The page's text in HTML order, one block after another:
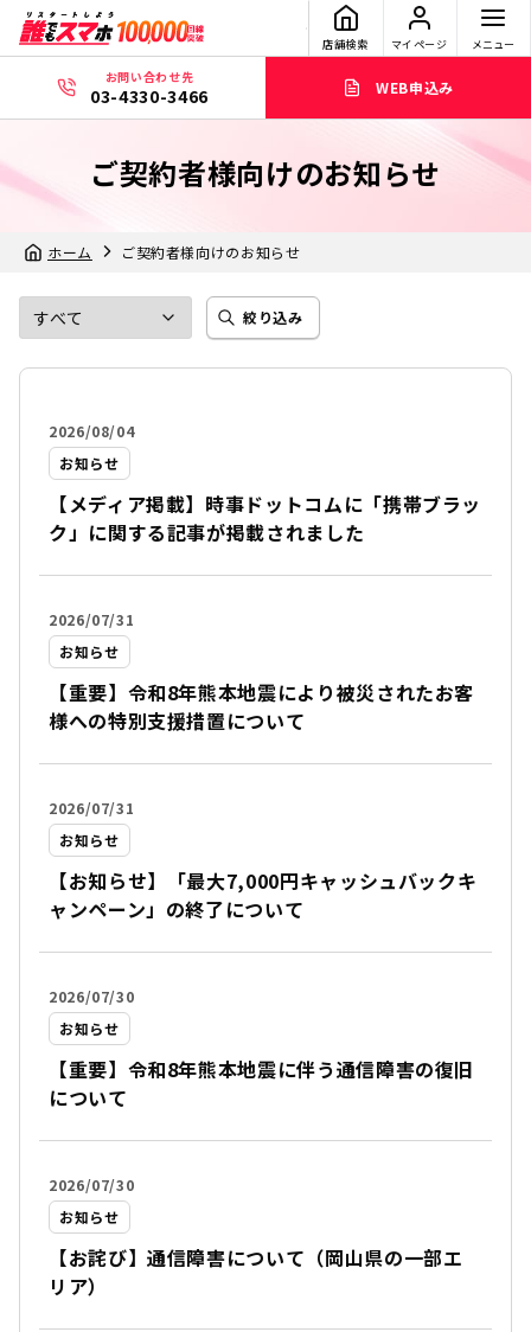
店舗検索 マイページ メニュー
お問い合わせ先
03-4330-3466 WEB申込み
ご契約者様向けのお知らせ
ホーム ご契約者様向けのお知らせ
絞り込み
2026/08/04
お知らせ
【メディア掲載】時事ドットコムに「携帯ブラッ
ク」に関する記事が掲載されました
2026/07/31
お知らせ
【重要】令和8年熊本地震により被災されたお客
様への特別支援措置について
2026/07/31
お知らせ
【お知らせ】「最大7,000円キャッシュバックキ
ャンペーン」の終了について
2026/07/30
お知らせ
【重要】令和8年熊本地震に伴う通信障害の復旧
について
2026/07/30
お知らせ
【お詫び】通信障害について（岡山県の一部エ
リア）